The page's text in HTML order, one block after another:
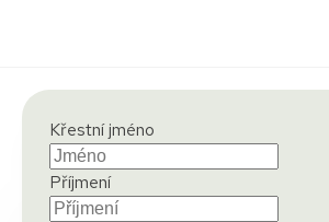
Křestní jméno
Příjmení